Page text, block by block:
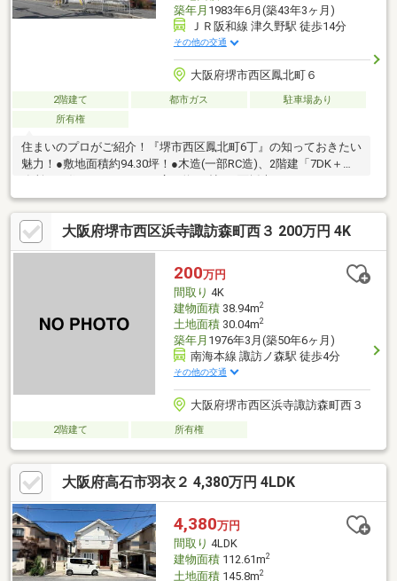
築年月 1983年6月(築43年3ヶ月)
ＪＲ阪和線 津久野駅 徒歩14分
その他の交通
大阪府堺市西区鳳北町６
2階建て 都市ガス
駐車場あり
所有権
住まいのプロがご紹介！『堺市西区鳳北町6丁』の知っておきたい
魅力！●敷地面積約94.30坪！●木造(一部RC造)、2階建「7DK＋事
は床下収納付き。●トイレは温水洗浄便座搭載。●和室③④は、
約18.0帖の続き間として利用可能です。●ビルトインガレージが1
台分設けられています。●第一種中高層住居専用地域内です。●周
辺環境・業務スーパー鳳店：徒歩6分(約450m)・ファミリーマー
ト堺鳳北町店：徒歩4分(約300m)・ウエルシア堺鳳中町店：徒歩
10分(約750m)・鳳千種郵便局：徒歩8分(約600m)
大阪府堺市西区浜寺諏訪森町西３ 200万円 4K
200万円
間取り 4K
建物面積38.94m2
土地面積30.04m2
築年月 1976年3月(築50年6ヶ月)
南海本線 諏訪ノ森駅 徒歩4分
その他の交通
大阪府堺市西区浜寺諏訪森町西３
2階建て 所有権
大阪府高石市羽衣２ 4,380万円 4LDK
4,380万円
間取り 4LDK
建物面積112.61m2
土地面積145.8m2